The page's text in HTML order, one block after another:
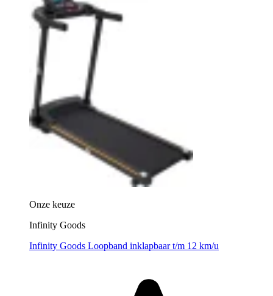
Onze keuze
Infinity Goods
Infinity Goods Loopband inklapbaar t/m 12 km/u